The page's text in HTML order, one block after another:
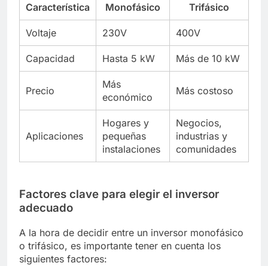
Característica Monofásico Trifásico
Voltaje 230V 400V
Capacidad Hasta 5 kW Más de 10 kW
Precio
Más
económico
Más costoso
Aplicaciones
Hogares y
pequeñas
instalaciones
Negocios,
industrias y
comunidades
Factores clave para elegir el inversor
adecuado
A la hora de decidir entre un inversor monofásico
o trifásico, es importante tener en cuenta los
siguientes factores: